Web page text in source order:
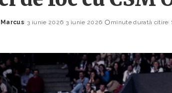
3 iunie 2026 3 iunie 2026 minute durată citire